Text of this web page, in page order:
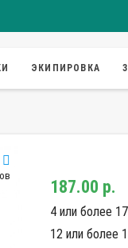
ЭКИПИРОВКА
187.00 р.
4 или более
12 или более